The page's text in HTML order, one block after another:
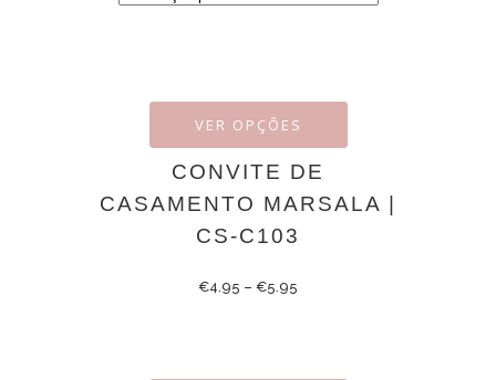
VER OPÇÕES
CONVITE DE
CASAMENTO MARSALA |
CS-C103
€4.95 – €5.95